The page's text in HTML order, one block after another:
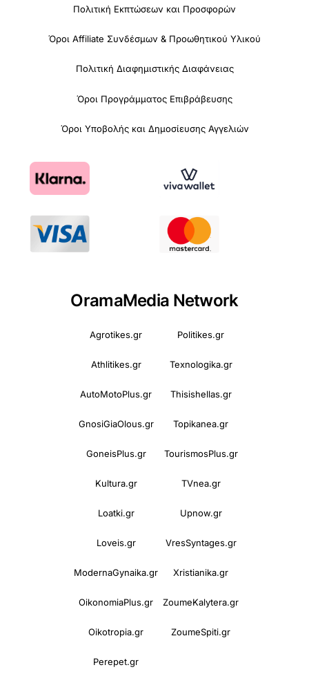
Πολιτική Εκπτώσεων και Προσφορών
Όροι Affiliate Συνδέσμων & Προωθητικού Υλικού
Πολιτική Διαφημιστικής Διαφάνειας
Όροι Προγράμματος Επιβράβευσης
Όροι Υποβολής και Δημοσίευσης Αγγελιών
OramaMedia Network
Agrotikes.gr Politikes.gr
Athlitikes.gr Texnologika.gr
AutoMotoPlus.gr Thisishellas.gr
GnosiGiaOlous.gr Topikanea.gr
GoneisPlus.gr TourismosPlus.gr
Kultura.gr TVnea.gr
Loatki.gr Upnow.gr
Loveis.gr VresSyntages.gr
ModernaGynaika.gr Xristianika.gr
OikonomiaPlus.gr ZoumeKalytera.gr
Oikotropia.gr ZoumeSpiti.gr
Perepet.gr